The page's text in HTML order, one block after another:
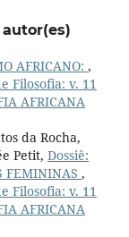
AFRICANO: ,
Filosofia: v. 11
AFRICANA
da Rocha,
Petit, Dossiê:
FEMININAS ,
Filosofia: v. 11
AFRICANA